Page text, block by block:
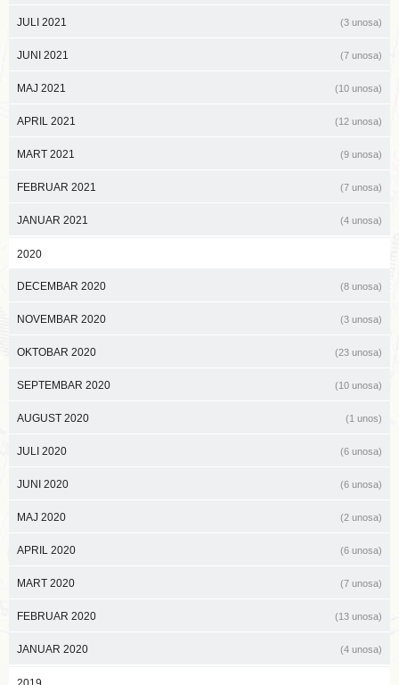
JULI 2021 (3 unosa)
JUNI 2021 (7 unosa)
MAJ 2021 (10 unosa)
APRIL 2021 (12 unosa)
MART 2021 (9 unosa)
FEBRUAR 2021 (7 unosa)
JANUAR 2021 (4 unosa)
2020
DECEMBAR 2020 (8 unosa)
NOVEMBAR 2020 (3 unosa)
OKTOBAR 2020 (23 unosa)
SEPTEMBAR 2020 (10 unosa)
AUGUST 2020 (1 unos)
JULI 2020 (6 unosa)
JUNI 2020 (6 unosa)
MAJ 2020 (2 unosa)
APRIL 2020 (6 unosa)
MART 2020 (7 unosa)
FEBRUAR 2020 (13 unosa)
JANUAR 2020 (4 unosa)